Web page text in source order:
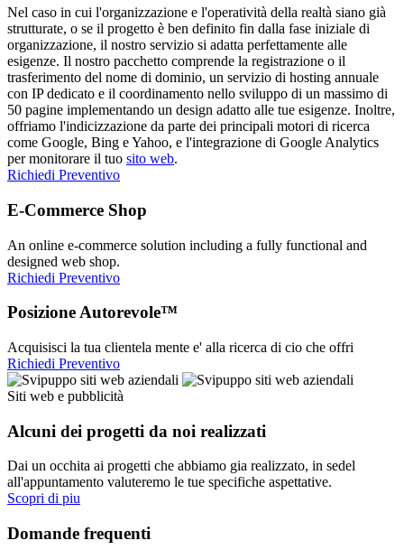
Nel caso in cui l'organizzazione e l'operatività della realtà siano già
strutturate, o se il progetto è ben definito fin dalla fase iniziale di
organizzazione, il nostro servizio si adatta perfettamente alle
esigenze. Il nostro pacchetto comprende la registrazione o il
trasferimento del nome di dominio, un servizio di hosting annuale
con IP dedicato e il coordinamento nello sviluppo di un massimo di
50 pagine implementando un design adatto alle tue esigenze. Inoltre,
offriamo l'indicizzazione da parte dei principali motori di ricerca
come Google, Bing e Yahoo, e l'integrazione di Google Analytics
per monitorare il tuo sito web.
Richiedi Preventivo
E-Commerce Shop
An online e-commerce solution including a fully functional and
designed web shop.
Richiedi Preventivo
Posizione Autorevole™
Acquisisci la tua clientela mente e' alla ricerca di cio che offri
Richiedi Preventivo
Siti web e pubblicità
Alcuni dei progetti da noi realizzati
Dai un occhita ai progetti che abbiamo gia realizzato, in sedel
all'appuntamento valuteremo le tue specifiche aspettative.
Scopri di piu
Domande frequenti